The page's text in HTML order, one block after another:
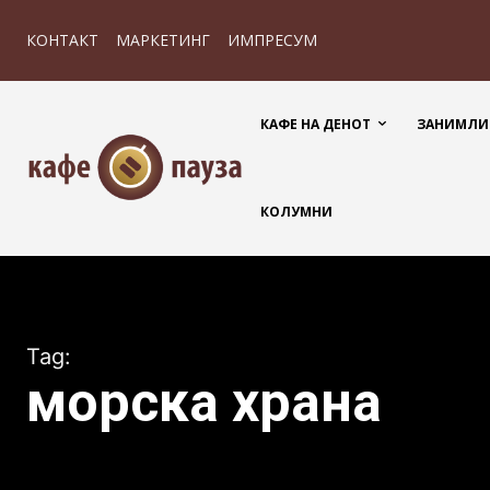
КОНТАКТ МАРКЕТИНГ ИМПРЕСУМ
КАФЕ НА ДЕНОТ
КОЛУМНИ
Tag:
морска храна